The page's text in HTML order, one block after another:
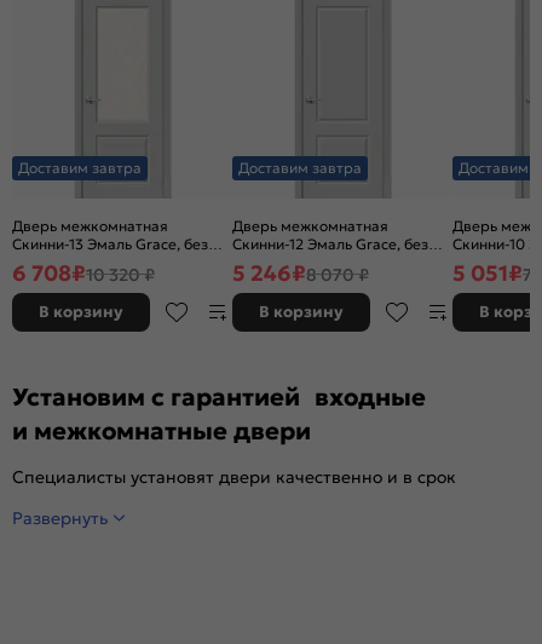
Доставим завтра
Дверь межкомнатная
Скинни-13 Эмаль Grace, без
декора, остекленная, white
сrystal, без кромки, скиновая
6 708₽10 320 ₽
В корзину
Доставим завтра
Дверь межкомнатная
Скинни-12 Эмаль Grace, без
декора, глухая, без стекла,
без кромки, скиновая
5 246₽8 070 ₽
В корзину
Доставим
Дверь
Скинни-10
декора,
без кромки,
5 051₽7
В
Установим с гарантией входные
и межкомнатные двери
Специалисты установят двери качественно и в срок
Развернуть